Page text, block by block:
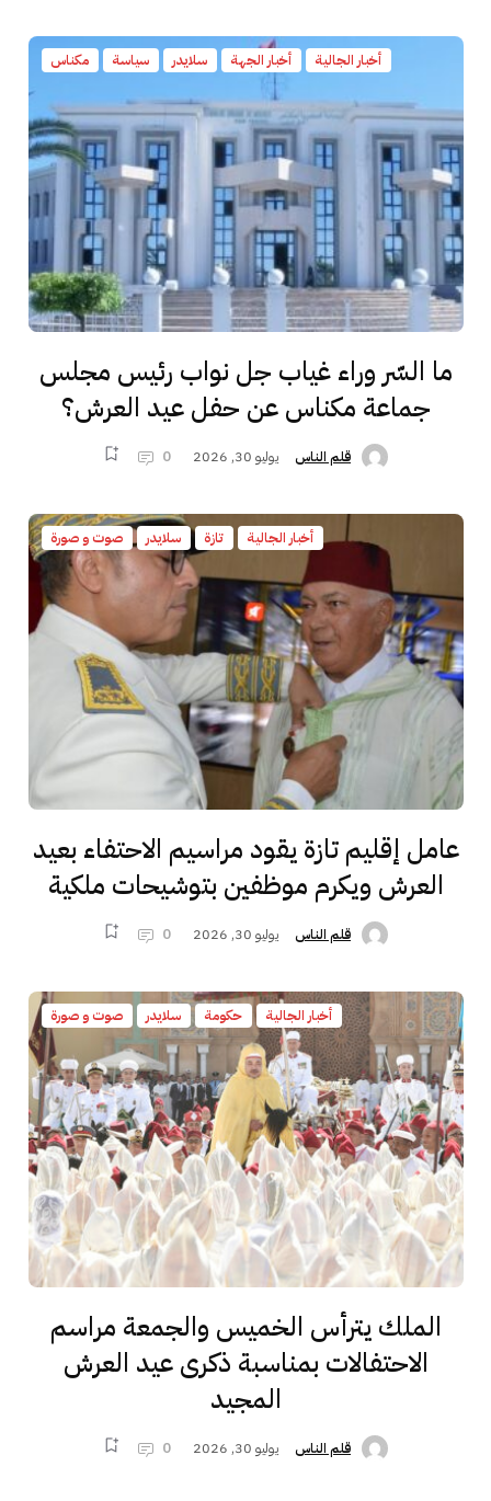
أخبار الجالية أخبار الجهة سلايدر سياسة مكناس
ما السّر وراء غياب جل نواب رئيس مجلس
جماعة مكناس عن حفل عيد العرش؟
قلم الناس يوليو 30, 2026 0
أخبار الجالية تازة سلايدر صوت و صورة
عامل إقليم تازة يقود مراسيم الاحتفاء بعيد
العرش ويكرم موظفين بتوشيحات ملكية
قلم الناس يوليو 30, 2026 0
أخبار الجالية حكومة سلايدر صوت و صورة
الملك يترأس الخميس والجمعة مراسم
الاحتفالات بمناسبة ذكرى عيد العرش
المجيد
قلم الناس يوليو 30, 2026 0